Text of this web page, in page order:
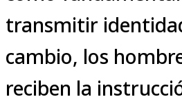
transmitir
cambio, los
reciben la